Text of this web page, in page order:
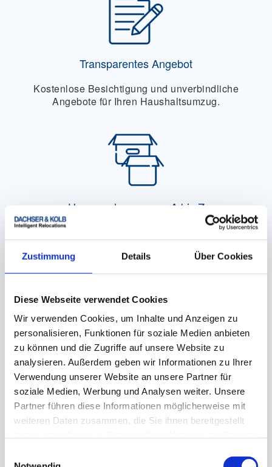
Zustimmung Details Über Cookies
Diese Webseite verwendet Cookies
Wir verwenden Cookies, um Inhalte und Anzeigen zu
personalisieren, Funktionen für soziale Medien anbieten
zu können und die Zugriffe auf unsere Website zu
analysieren. Außerdem geben wir Informationen zu Ihrer
Verwendung unserer Website an unsere Partner für
soziale Medien, Werbung und Analysen weiter. Unsere
Partner führen diese Informationen möglicherweise mit
weiteren Daten zusammen, die Sie ihnen bereitgestellt
Transparentes Angebot
Kostenlose Besichtigung und unverbindliche
Angebote für Ihren Haushaltsumzug.
Umzugsplanung von A bis Z
Vom Verpacken bis zum Ausladen. Alles aus einer
Hand. Professionell und zuverlässig.
Erfahrenes Fachpersonal
Geschulte Mitarbeiter kümmern sich um Sie und Ihren
professionellen Privatumzug.